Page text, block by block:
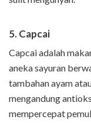
5. Capcai
Capcai adalah
aneka sayuran
tambahan ayam
mengandung
mempercepat